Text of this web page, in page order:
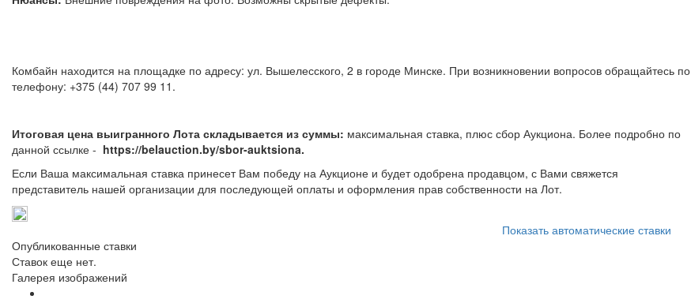
Комбайн находится на площадке по адресу: ул. Вышелесского, 2 в городе Минске. При возникновении вопросов обращайтесь по
телефону: +375 (44) 707 99 11.
Итоговая цена выигранного Лота складывается из суммы: максимальная ставка, плюс сбор Аукциона. Более подробно по
данной ссылке - https://belauction.by/sbor-auktsiona.
Если Ваша максимальная ставка принесет Вам победу на Аукционе и будет одобрена продавцом, с Вами свяжется
представитель нашей организации для последующей оплаты и оформления прав собственности на Лот.
Показать автоматические ставки
Опубликованные ставки
Ставок еще нет.
Галерея изображений